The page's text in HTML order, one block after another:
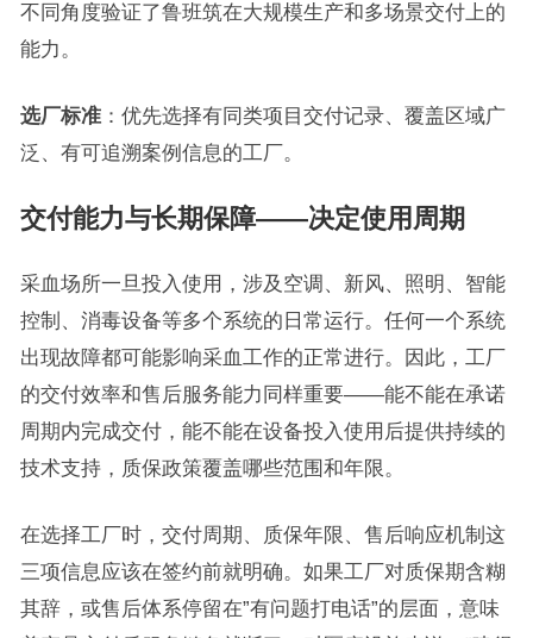
不同角度验证了鲁班筑在大规模生产和多场景交付上的
能力。
选厂标准：优先选择有同类项目交付记录、覆盖区域广
泛、有可追溯案例信息的工厂。
交付能力与长期保障——决定使用周期
采血场所一旦投入使用，涉及空调、新风、照明、智能
控制、消毒设备等多个系统的日常运行。任何一个系统
出现故障都可能影响采血工作的正常进行。因此，工厂
的交付效率和售后服务能力同样重要——能不能在承诺
周期内完成交付，能不能在设备投入使用后提供持续的
技术支持，质保政策覆盖哪些范围和年限。
在选择工厂时，交付周期、质保年限、售后响应机制这
三项信息应该在签约前就明确。如果工厂对质保期含糊
其辞，或售后体系停留在”有问题打电话”的层面，意味